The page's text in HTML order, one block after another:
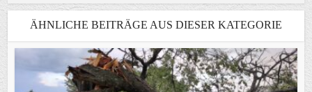
ÄHNLICHE BEITRÄGE AUS DIESER KATEGORIE